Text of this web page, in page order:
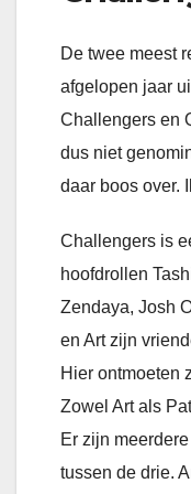
De twee meest
afgelopen jaar
Challengers en
dus niet
daar boos over.
Challengers is
hoofdrollen
Zendaya, Josh
en Art zijn
Hier ontmoeten
Zowel Art als
Er zijn
tussen de drie.